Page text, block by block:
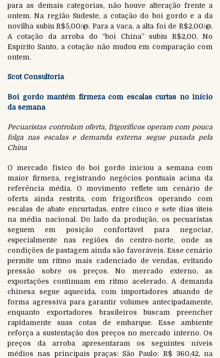
para as demais categorias, não houve alteração frente a
ontem. Na região Sudeste, a cotação do boi gordo e a da
novilha subiu R$5,00/@. Para a vaca, a alta foi de R$2,00/@.
A cotação da arroba do “boi China” subiu R$2,00. No
Espírito Santo, a cotação não mudou em comparação com
ontem.
Scot Consultoria
Boi gordo mantém firmeza com escalas curtas no início
da semana
Pecuaristas controlam oferta, frigoríficos operam com pouca
folga nas escalas e demanda externa segue puxada pela
China
O mercado físico do boi gordo iniciou a semana com
maior firmeza, registrando negócios pontuais acima da
referência média. O movimento reflete um cenário de
oferta ainda restrita, com frigoríficos operando com
escalas de abate encurtadas, entre cinco e sete dias úteis
na média nacional. Do lado da produção, os pecuaristas
seguem em posição confortável para negociar,
especialmente nas regiões do centro-norte, onde as
condições de pastagem ainda são favoráveis. Esse cenário
permite um ritmo mais cadenciado de vendas, evitando
pressão sobre os preços. No mercado externo, as
exportações continuam em ritmo acelerado. A demanda
chinesa segue aquecida, com importadores atuando de
forma agressiva para garantir volumes antecipadamente,
enquanto exportadores brasileiros buscam preencher
rapidamente suas cotas de embarque. Esse ambiente
reforça a sustentação dos preços no mercado interno. Os
preços da arroba apresentaram os seguintes níveis
médios nas principais praças: São Paulo: R$ 360,42, na